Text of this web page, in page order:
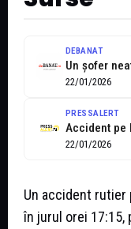
DEBANAT
Un șofer
22/01/2026
PRESSALERT
22/01/2026
Un accident rutier
în jurul orei 17:15,